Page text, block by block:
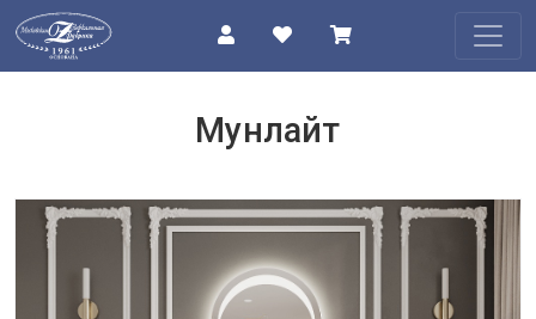
ПРОЕКТЫ
КОНТАКТЫ
Мунлайт